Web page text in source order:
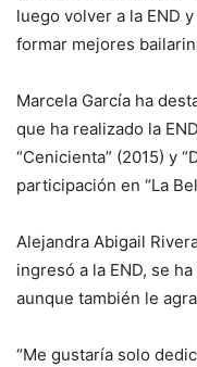
luego volver a la END
formar mejores
Marcela García ha
que ha realizado la
“Cenicienta” (2015) y
participación en “La
Alejandra Abigail
ingresó a la END, se
aunque también le
“Me gustaría solo